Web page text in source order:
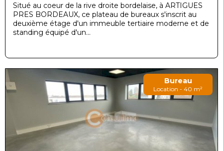
Situé au coeur de la rive droite bordelaise, à ARTIGUES
PRES BORDEAUX, ce plateau de bureaux s'inscrit au
deuxième étage d'un immeuble tertiaire moderne et de
standing équipé d'un...
Bureau
Location - 40 m²